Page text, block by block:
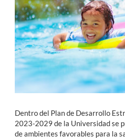
Académicos
Funcionarios
Alumni
English
Dentro del Plan de Desarrollo
2023-2029 de la Universidad se
de ambientes favorables para la